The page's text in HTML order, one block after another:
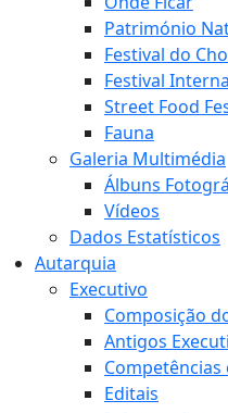
Património
Festival do
Festival
Street Food
Fauna
Galeria Multimédia
Álbuns
Vídeos
Dados Estatísticos
Autarquia
Executivo
Composição
Antigos
Competências
Editais